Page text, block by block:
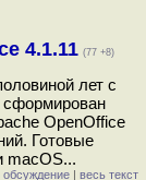
4.1.11 (77 +8)
лет с
сформирован
OpenOffice
Готовые
macOS...
обсуждение | весь текст